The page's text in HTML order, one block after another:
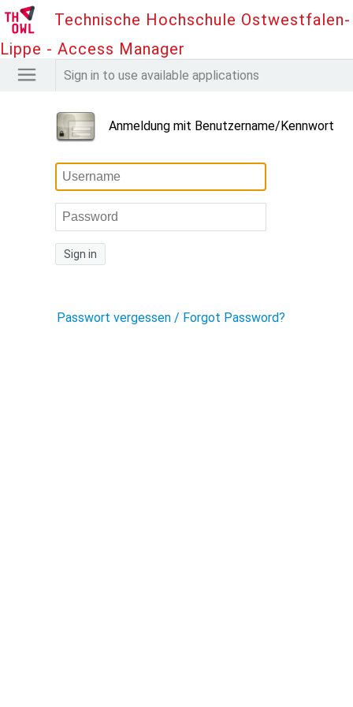
Technische Hochschule Ostwestfalen-
Lippe - Access Manager
Sign in to use available applications
Anmeldung mit Benutzername/Kennwort
Sign in
Passwort vergessen / Forgot Password?